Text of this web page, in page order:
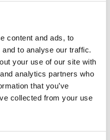
content and ads, to
to analyse our traffic.
your use of our site with
analytics partners who
that you’ve
collected from your use